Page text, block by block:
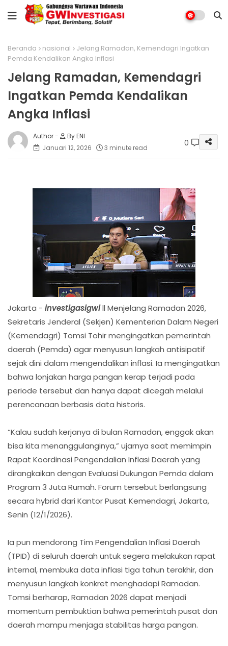
Beranda nasional
Jelang Ramadan, Kemendagri Ingatkan
Pemda Kendalikan Angka Inflasi
Jelang Ramadan, Kemendagri
Ingatkan Pemda Kendalikan
Angka Inflasi
By ENI
Januari 12, 2026
3 minute read 0
Jakarta - investigasigwill Menjelang Ramadan 2026,
Sekretaris Jenderal (Sekjen) Kementerian Dalam Negeri
(Kemendagri) Tomsi Tohir mengingatkan pemerintah
daerah (Pemda) agar menyusun langkah antisipatif
sejak dini dalam mengendalikan inflasi. Ia mengingatkan
bahwa lonjakan harga pangan kerap terjadi pada
periode tersebut dan hanya dapat dicegah melalui
perencanaan berbasis data historis.
“Kalau sudah kerjanya di bulan Ramadan, enggak akan
bisa kita menanggulanginya,” ujarnya saat memimpin
Rapat Koordinasi Pengendalian Inflasi Daerah yang
dirangkaikan dengan Evaluasi Dukungan Pemda dalam
Program 3 Juta Rumah. Forum tersebut berlangsung
secara hybrid dari Kantor Pusat Kemendagri, Jakarta,
Senin (12/1/2026).
Ia pun mendorong Tim Pengendalian Inflasi Daerah
(TPID) di seluruh daerah untuk segera melakukan rapat
internal, membuka data inflasi tiga tahun terakhir, dan
menyusun langkah konkret menghadapi Ramadan.
Tomsi berharap, Ramadan 2026 dapat menjadi
momentum pembuktian bahwa pemerintah pusat dan
daerah mampu menjaga stabilitas harga pangan.